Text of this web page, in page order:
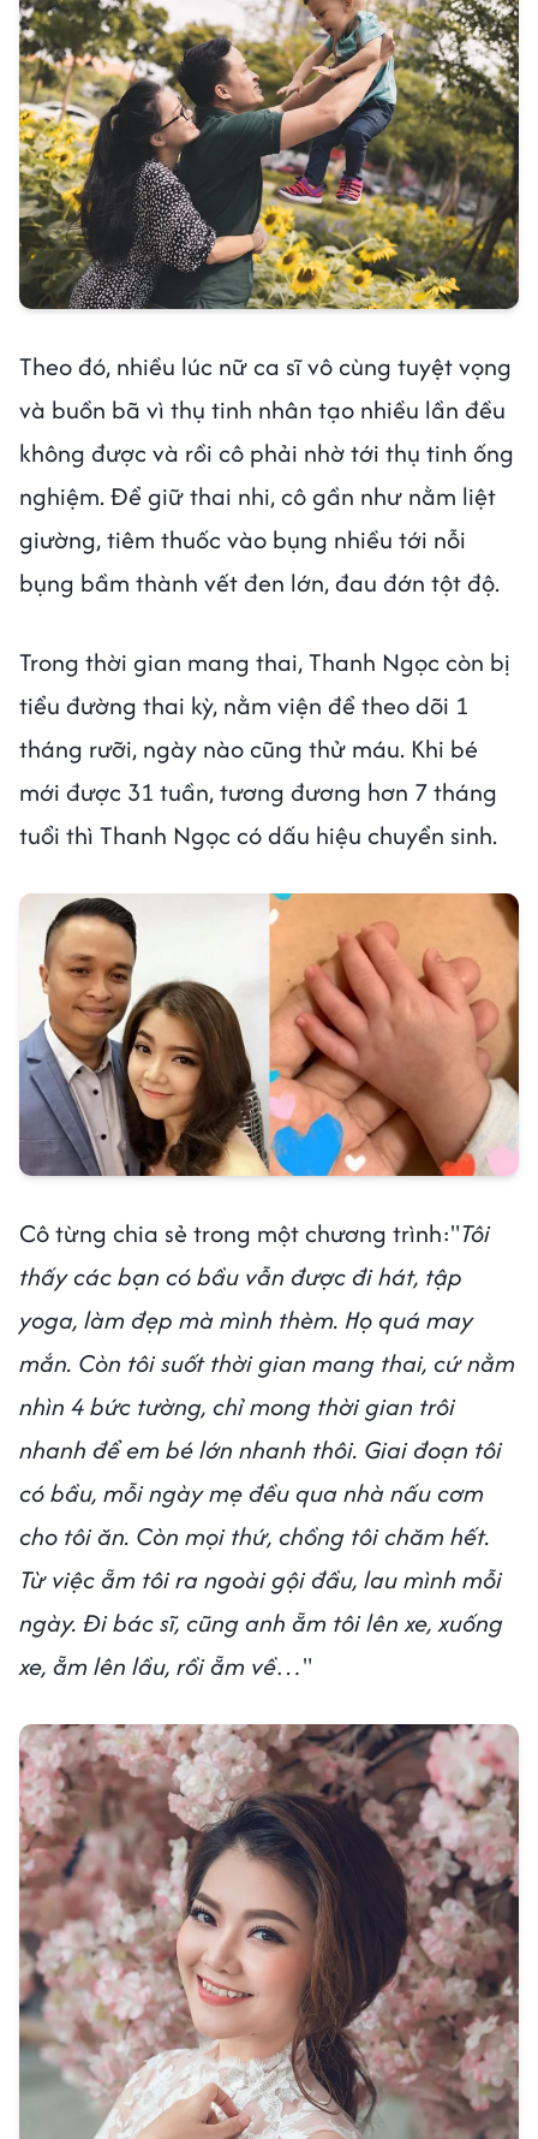
Theo đó, nhiều lúc nữ ca sĩ vô cùng tuyệt vọng
và buồn bã vì thụ tinh nhân tạo nhiều lần đều
không được và rồi cô phải nhờ tới thụ tinh ống
nghiệm. Để giữ thai nhi, cô gần như nằm liệt
giường, tiêm thuốc vào bụng nhiều tới nỗi
bụng bầm thành vết đen lớn, đau đớn tột độ.
Trong thời gian mang thai, Thanh Ngọc còn bị
tiểu đường thai kỳ, nằm viện để theo dõi 1
tháng rưỡi, ngày nào cũng thử máu. Khi bé
mới được 31 tuần, tương đương hơn 7 tháng
tuổi thì Thanh Ngọc có dấu hiệu chuyển sinh.
Cô từng chia sẻ trong một chương trình:"Tôi
thấy các bạn có bầu vẫn được đi hát, tập
yoga, làm đẹp mà mình thèm. Họ quá may
mắn. Còn tôi suốt thời gian mang thai, cứ nằm
nhìn 4 bức tường, chỉ mong thời gian trôi
nhanh để em bé lớn nhanh thôi. Giai đoạn tôi
có bầu, mỗi ngày mẹ đều qua nhà nấu cơm
cho tôi ăn. Còn mọi thứ, chồng tôi chăm hết.
Từ việc ẵm tôi ra ngoài gội đầu, lau mình mỗi
ngày. Đi bác sĩ, cũng anh ẵm tôi lên xe, xuống
xe, ẵm lên lầu, rồi ẵm về…"